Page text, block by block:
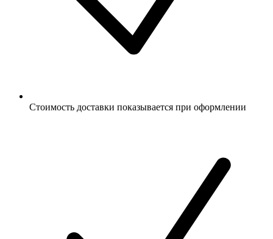
Стоимость доставки показывается при оформлении